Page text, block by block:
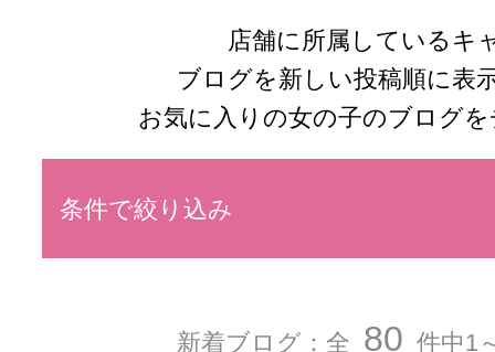
店舗に所属しているキ
ブログを新しい投稿順に表
お気に入りの女の子のブログ
条件で絞り込み
新着ブログ：全 80 件中1